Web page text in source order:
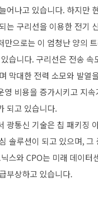
어나고 있습니다. 하지만
는 구리선을 이용한 전기
만으로는 이 엄청난 양의
습니다. 구리선은 전송 속
막대한 전력 소모와 발열
영 비용을 증가시키고 지
되고 있습니다.
광통신 기술은 칩 패키징
솔루션이 되고 있으며, 그
스와 CPO는 미래 데이터
부상하고 있습니다.